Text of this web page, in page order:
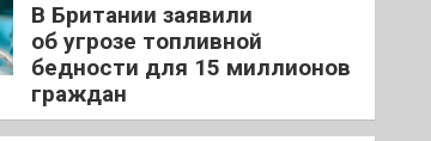
В Британии заявили
об угрозе топливной
бедности для 15 миллионов
граждан